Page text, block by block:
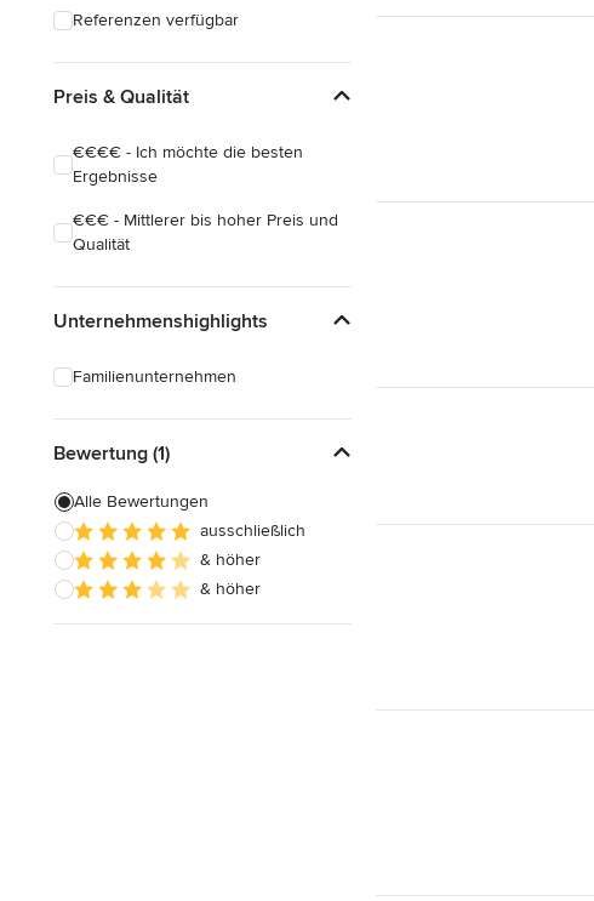
Referenzen verfügbar
Preis & Qualität
€€€€ - Ich möchte die besten
Ergebnisse
€€€ - Mittlerer bis hoher Preis und
Qualität
Unternehmenshighlights
Familienunternehmen
Bewertung (1)
Alle Bewertungen
ausschließlich
& höher
& höher